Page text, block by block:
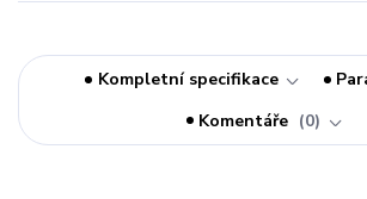
Kompletní specifikace
Komentáře
0